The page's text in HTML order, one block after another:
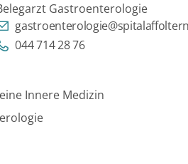
Gastroenterologie
044 714 28 76
Innere Medizin